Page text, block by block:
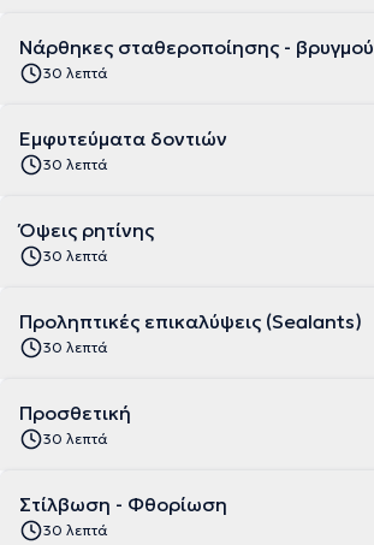
Νάρθηκες σταθεροποίησης - βρυγμού
30 λεπτά
Εμφυτεύματα δοντιών
30 λεπτά
Όψεις ρητίνης
30 λεπτά
Προληπτικές επικαλύψεις (Sealants)
30 λεπτά
Προσθετική
30 λεπτά
Στίλβωση - Φθορίωση
30 λεπτά